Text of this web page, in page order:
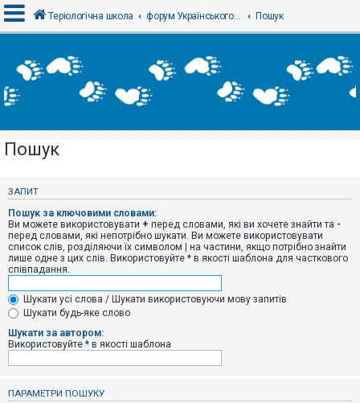
х
і
Р
с
р
а
ц
і
я
Т
е
м
и
б
і
Теріологічна школа форум Українського теріологічного товариства Пошук
Пошук
ЗАПИТ
Пошук за ключовими словами:
Ви можете використовувати + перед словами, які ви хочете знайти та -
перед словами, які непотрібно шукати. Ви можете використовувати
список слів, розділяючи їх символом | на частини, якщо потрібно знайти
лише одне з цих слів. Використовуйте * в якості шаблона для часткового
співпадання.
Шукати усі слова / Шукати використовуючи мову запитів
Шукати будь-яке слово
Шукати за автором:
Використовуйте * в якості шаблона
ПАРАМЕТРИ ПОШУКУ